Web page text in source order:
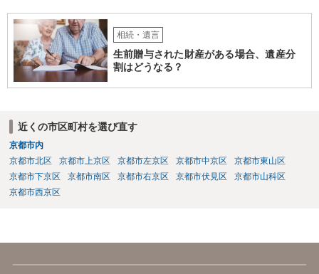
相続・遺言
生前贈与された財産がある場合、遺産分
割はどうなる？
近くの市区町村を選び直す
京都市内
京都市北区
京都市上京区 京都市左京区 京都市中京区
京都市東山区
京都市下京区
京都市南区 京都市右京区 京都市伏見区
京都市山科区
京都市西京区